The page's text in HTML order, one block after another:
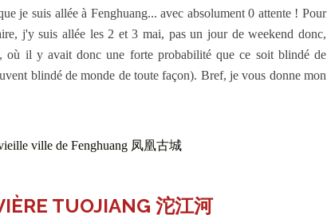
je suis allée à Fenghuang... avec absolument 0 attente ! Pour
j'y suis allée les 2 et 3 mai, pas un jour de weekend donc,
où il y avait donc une forte probabilité que ce soit blindé de
blindé de monde de toute façon). Bref, je vous donne mon
TUOJIANG 沱江河